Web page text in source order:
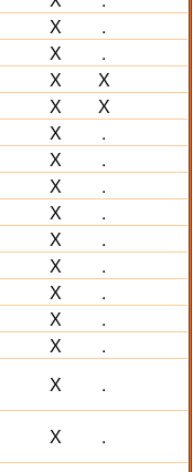
Х
.
Х
.
Х
Х
Х
Х
Х
.
Х
.
Х
.
Х
.
Х
.
Х
.
Х
.
Х
.
Х
.
Х .
Х .